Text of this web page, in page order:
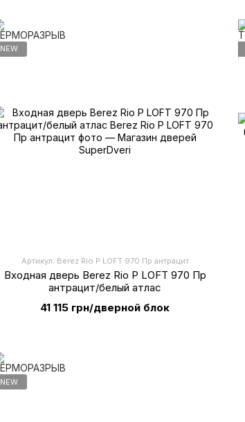
NEW
Артикул: Berez Rio P LOFT 970 Пр антрацит
Входная дверь Berez Rio P LOFT 970 Пр
антрацит/белый атлас
41 115 грн/дверной блок
NEW